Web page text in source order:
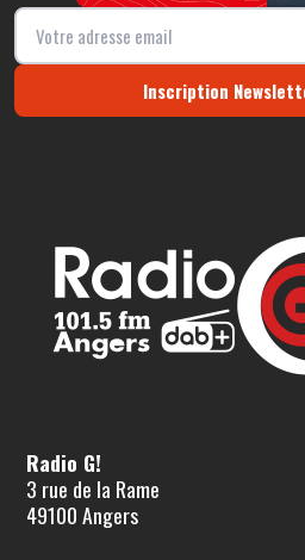
Inscription
Radio G!
3 rue de la Rame
49100 Angers